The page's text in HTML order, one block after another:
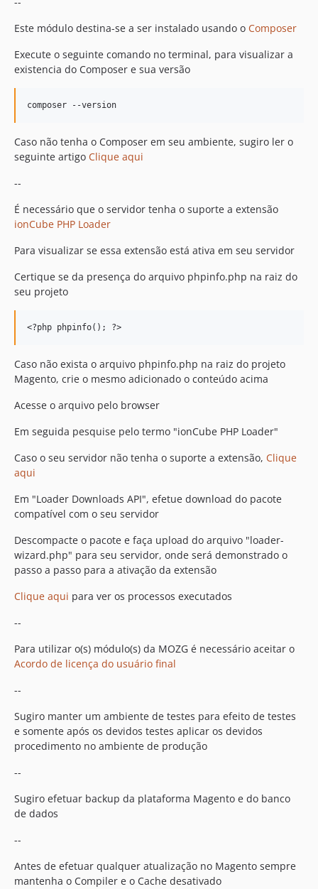
Este módulo destina-se a ser instalado usando o Composer
Execute o seguinte comando no terminal, para visualizar a
existencia do Composer e sua versão
Caso não tenha o Composer em seu ambiente, sugiro ler o
seguinte artigo Clique aqui
--
É necessário que o servidor tenha o suporte a extensão
ionCube PHP Loader
Para visualizar se essa extensão está ativa em seu servidor
Certique se da presença do arquivo phpinfo.php na raiz do
seu projeto
Caso não exista o arquivo phpinfo.php na raiz do projeto
Magento, crie o mesmo adicionado o conteúdo acima
Acesse o arquivo pelo browser
Em seguida pesquise pelo termo "ionCube PHP Loader"
Caso o seu servidor não tenha o suporte a extensão, Clique
aqui
Em "Loader Downloads API", efetue download do pacote
compatível com o seu servidor
Descompacte o pacote e faça upload do arquivo "loader-
wizard.php" para seu servidor, onde será demonstrado o
passo a passo para a ativação da extensão
Clique aqui para ver os processos executados
--
Para utilizar o(s) módulo(s) da MOZG é necessário aceitar o
Acordo de licença do usuário final
--
Sugiro manter um ambiente de testes para efeito de testes
e somente após os devidos testes aplicar os devidos
procedimento no ambiente de produção
--
Sugiro efetuar backup da plataforma Magento e do banco
de dados
--
Antes de efetuar qualquer atualização no Magento sempre
mantenha o Compiler e o Cache desativado